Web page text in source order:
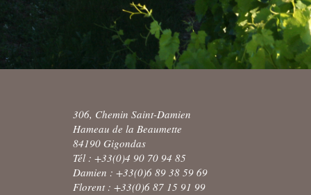
306, Chemin Saint-Damien
Hameau de la Beaumette
84190 Gigondas
Tél : +33(0)4 90 70 94 85
Damien : +33(0)6 89 38 59 69
Florent : +33(0)6 87 15 91 99